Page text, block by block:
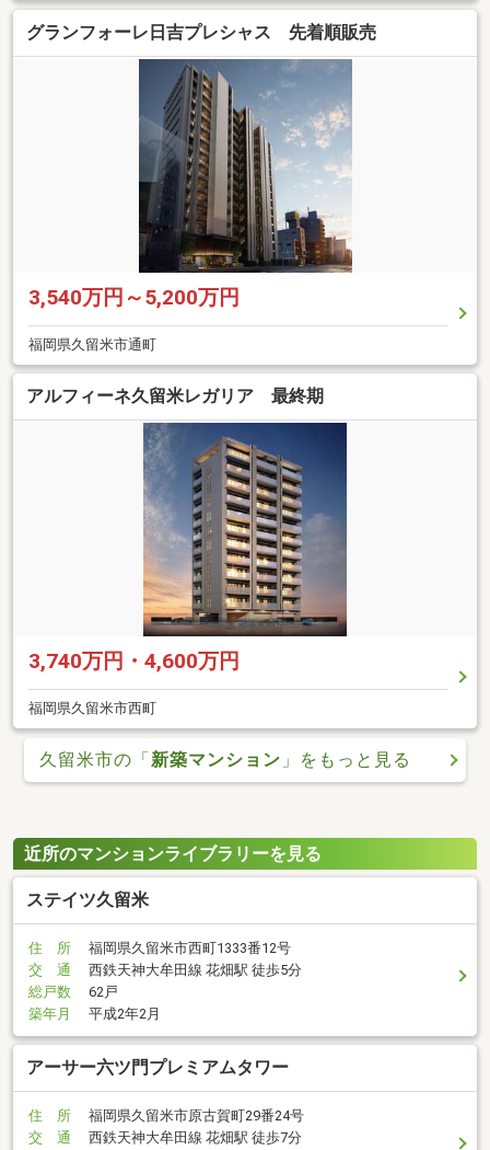
グランフォーレ日吉プレシャス 先着順販売
3,540万円～5,200万円
福岡県久留米市通町
アルフィーネ久留米レガリア 最終期
3,740万円・4,600万円
福岡県久留米市西町
久留米市の「新築マンション 」をもっと見る
近所のマンションライブラリーを見る
ステイツ久留米
住 所
福岡県久留米市西町1333番12号
交 通
西鉄天神大牟田線 花畑駅 徒歩5分
総戸数
62戸
築年月
平成2年2月
アーサー六ツ門プレミアムタワー
住 所
福岡県久留米市原古賀町29番24号
交 通
西鉄天神大牟田線 花畑駅 徒歩7分